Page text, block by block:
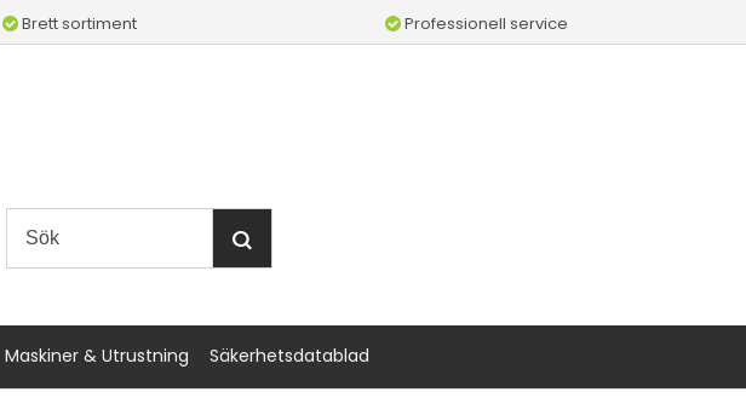
Brett sortiment Professionell service
Maskiner & Utrustning Säkerhetsdatablad